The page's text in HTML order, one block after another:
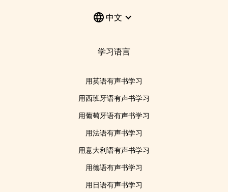
中文
学习语言
用英语有声书学习
用西班牙语有声书学习
用葡萄牙语有声书学习
用法语有声书学习
用意大利语有声书学习
用德语有声书学习
用日语有声书学习